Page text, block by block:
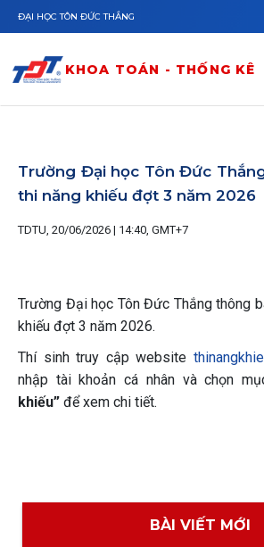
Nhảy đến nội dung
ĐẠI HỌC TÔN ĐỨC THẮNG
KHOA TOÁN - THỐNG KÊ
Trường Đại học Tôn Đức
thi năng khiếu đợt 3 năm 2026
TDTU, 20/06/2026 | 14:40, GMT+7
Trường Đại học Tôn Đức Thắng thông
khiếu đợt 3 năm 2026.
Thí sinh truy cập website
nhập tài khoản cá nhân và chọn
khiếu” để xem chi tiết.
BÀI VIẾT MỚI